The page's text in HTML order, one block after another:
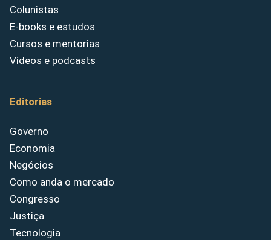
Colunistas
E-books e estudos
Cursos e mentorias
Vídeos e podcasts
Editorias
Governo
Economia
Negócios
Como anda o mercado
Congresso
Justiça
Tecnologia